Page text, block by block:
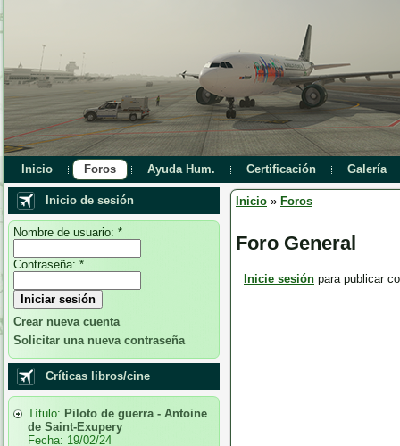
Inicio Foros Ayuda Hum. Certificación Galería
Inicio de sesión
Nombre de usuario: *
Contraseña: *
Crear nueva cuenta
Solicitar una nueva contraseña
Críticas libros/cine
Título: Piloto de guerra - Antoine
de Saint-Exupery
Fecha: 19/02/24
Inicio » Foros
Foro General
Inicie sesión para publicar